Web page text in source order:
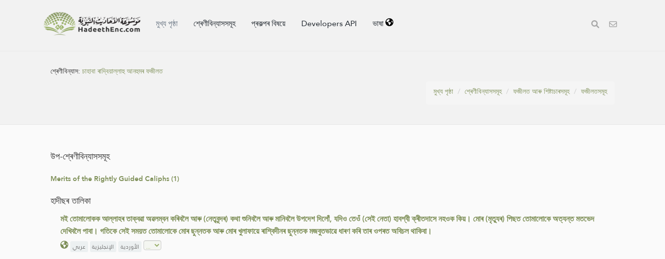
মুখ্য পৃষ্ঠা শ্ৰেণীবিন্যাসসমূহ প্ৰকল্পৰ বিষয়ে Developers API ভাষা
শ্ৰেণীবিন্যাস:চাহাবা ৰাদ্বিয়াল্লাহু আনহুমৰ ফজীলত
মুখ্য পৃষ্ঠা
শ্ৰেণীবিন্যাসসমূহ ফজীলত আৰু শিষ্টাচাৰসমূহ ফজীলতসমূহ
উপ-শ্ৰেণীবিন্যাসসমূহ
Merits of the Rightly Guided Caliphs (1)
হাদীছৰ তালিকা
মই তোমালোকক আল্লাহৰ তাক্বৱা অৱলম্বন কৰিবলৈ আৰু (নেতৃবৃন্দৰ) কথা শুনিবলৈ আৰু মানিবলৈ উপদেশ দিলোঁ, যদিও তেওঁ (সেই নেতা) হাবশ্বী ক্ৰীতদাসে নহওক কিয়। মোৰ (মৃত্যুৰ) পিছত তোমালোকে অত্যন্ত মতভেদ
দেখিবলৈ পাবা। গতিকে সেই সময়ত তোমালোকে মোৰ ছুন্নতক আৰু মোৰ খুলাফায়ে ৰাশ্বিদীনৰ ছুন্নতক মজবুতভাৱে ধাৰণ কৰি তাৰ ওপৰত অবিচল থাকিবা।
عربي الإنجليزية الأوردية